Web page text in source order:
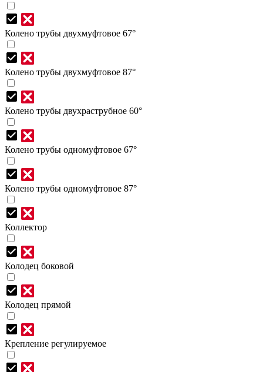
Колено трубы двухмуфтовое 67°
Колено трубы двухмуфтовое 87°
Колено трубы двухраструбное 60°
Колено трубы одномуфтовое 67°
Колено трубы одномуфтовое 87°
Коллектор
Колодец боковой
Колодец прямой
Крепление регулируемое